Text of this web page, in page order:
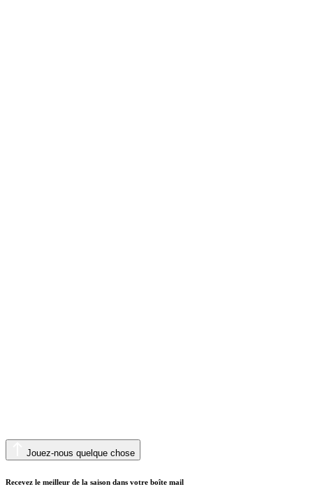
Jouez-nous quelque chose
Recevez le meilleur de la saison dans votre boîte mail